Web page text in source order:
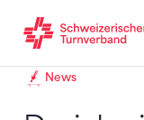
Zum Inhalt springen
Zur Sitemap
Zum Navigieren
News